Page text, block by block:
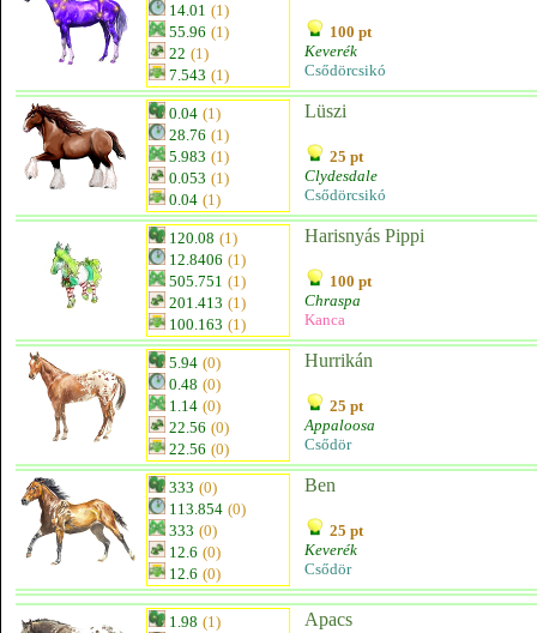
14.01 (1)
55.96 (1)
22 (1)
7.543 (1)
100 pt
Keverék
Csődörcsikó
0.04 (1)
28.76 (1)
5.983 (1)
0.053 (1)
0.04 (1)
Lüszi
25 pt
Clydesdale
Csődörcsikó
120.08 (1)
12.8406 (1)
505.751 (1)
201.413 (1)
100.163 (1)
Harisnyás Pippi
100 pt
Chraspa
Kanca
5.94 (0)
0.48 (0)
1.14 (0)
22.56 (0)
22.56 (0)
Hurrikán
25 pt
Appaloosa
Csődör
333 (0)
113.854 (0)
333 (0)
12.6 (0)
12.6 (0)
Ben
25 pt
Keverék
Csődör
1.98 (1) Apacs